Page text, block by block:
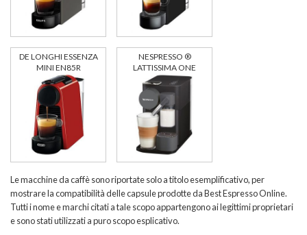
DE LONGHI ESSENZA
MINI EN85R
NESPRESSO ®
LATTISSIMA ONE
Le macchine da caffè sono riportate solo a titolo esemplificativo, per
mostrare la compatibilità delle capsule prodotte da Best Espresso Online.
Tutti i nome e marchi citati a tale scopo appartengono ai legittimi proprietari
e sono stati utilizzati a puro scopo esplicativo.